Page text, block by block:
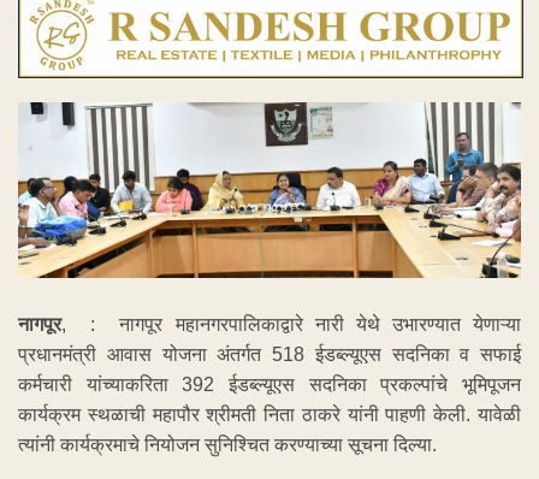
नागपूर, : नागपूर महानगरपालिकाद्वारे नारी येथे उभारण्यात येणाऱ्या
प्रधानमंत्री आवास योजना अंतर्गत 518 ईडब्ल्यूएस सदनिका व सफाई
कर्मचारी यांच्याकरिता 392 ईडब्ल्यूएस सदनिका प्रकल्पांचे भूमिपूजन
कार्यक्रम स्थळाची महापौर श्रीमती निता ठाकरे यांनी पाहणी केली. यावेळी
त्यांनी कार्यक्रमाचे नियोजन सुनिश्चित करण्याच्या सूचना दिल्या.